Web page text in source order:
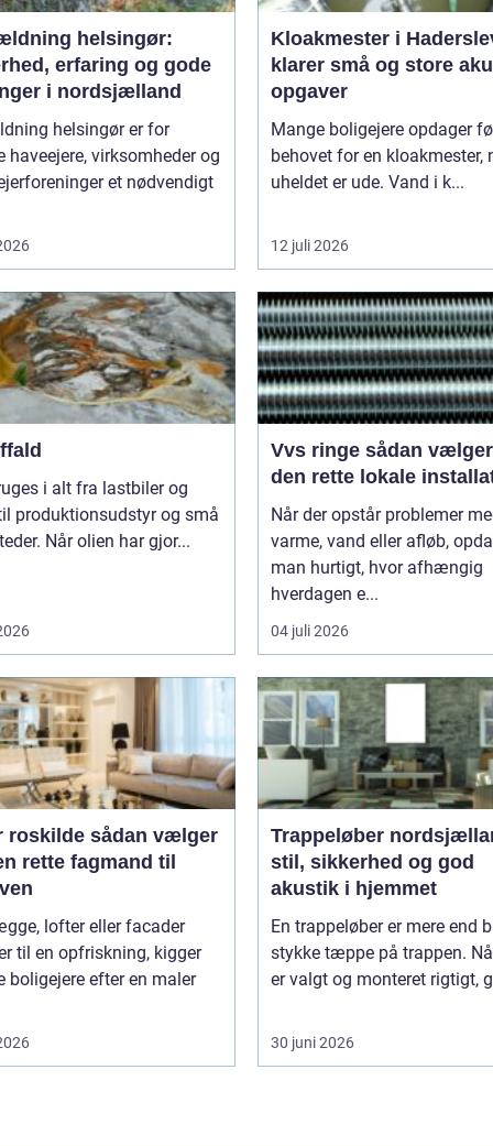
helsingør:
erfaring og gode
i nordsjælland
helsingør er for
haveejere, virksomheder og
et nødvendigt
Kloakmester i
klarer små og store
opgaver
Mange boligejere opdager
behovet for en kloakmester,
uheldet er ude. Vand i k...
12 juli 2026
i alt fra lastbiler og
produktionsudstyr og små
Når olien har gjor...
Vvs ringe sådan vælger du
den rette lokale
Når der opstår problemer
varme, vand eller afløb,
man hurtigt, hvor afhængig
hverdagen e...
04 juli 2026
sådan vælger
rette fagmand til
lofter eller facader
til en opfriskning, kigger
boligejere efter en maler
Trappeløber
stil, sikkerhed og god
akustik i hjemmet
En trappeløber er mere end
stykke tæppe på trappen.
er valgt og monteret rigtigt,
30 juni 2026